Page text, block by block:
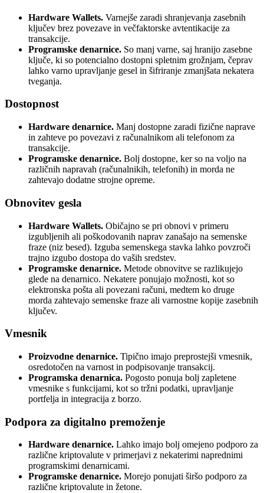
Hardware Wallets. Varnejše zaradi shranjevanja zasebnih
ključev brez povezave in večfaktorske avtentikacije za
transakcije.
Programske denarnice. So manj varne, saj hranijo zasebne
ključe, ki so potencialno dostopni spletnim grožnjam, čeprav
lahko varno upravljanje gesel in šifriranje zmanjšata nekatera
tveganja.
Dostopnost
Hardware denarnice. Manj dostopne zaradi fizične naprave
in zahteve po povezavi z računalnikom ali telefonom za
transakcije.
Programske denarnice. Bolj dostopne, ker so na voljo na
različnih napravah (računalnikih, telefonih) in morda ne
zahtevajo dodatne strojne opreme.
Obnovitev gesla
Hardware Wallets. Običajno se pri obnovi v primeru
izgubljenih ali poškodovanih naprav zanašajo na semenske
fraze (niz besed). Izguba semenskega stavka lahko povzroči
trajno izgubo dostopa do vaših sredstev.
Programske denarnice. Metode obnovitve se razlikujejo
glede na denarnico. Nekatere ponujajo možnosti, kot so
elektronska pošta ali povezani računi, medtem ko druge
morda zahtevajo semenske fraze ali varnostne kopije zasebnih
ključev.
Vmesnik
Proizvodne denarnice. Tipično imajo preprostejši vmesnik,
osredotočen na varnost in podpisovanje transakcij.
Programska denarnica. Pogosto ponuja bolj zapletene
vmesnike s funkcijami, kot so tržni podatki, upravljanje
portfelja in integracija z borzo.
Podpora za digitalno premoženje
Hardware denarnice. Lahko imajo bolj omejeno podporo za
različne kriptovalute v primerjavi z nekaterimi naprednimi
programskimi denarnicami.
Programske denarnice. Morejo ponujati širšo podporo za
različne kriptovalute in žetone.